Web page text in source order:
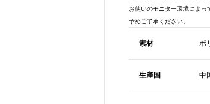
お使いのモニター環境によっ
予めご了承ください。
素材 ポ
生産国 中